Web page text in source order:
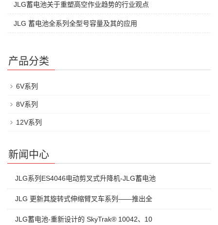
JLG蓄电池关于重塑高空作业趋势的行业观点
JLG 蓄电池全系列全型号容量及其的应用
产品分类
6V系列
8V系列
12V系列
新闻中心
JLG系列ES4046电动剪叉式升降机-JLG蓄电池
JLG 更新其旋转式伸缩臂叉车系列——推出全
JLG蓄电池-重新设计的 SkyTrak® 10042、10